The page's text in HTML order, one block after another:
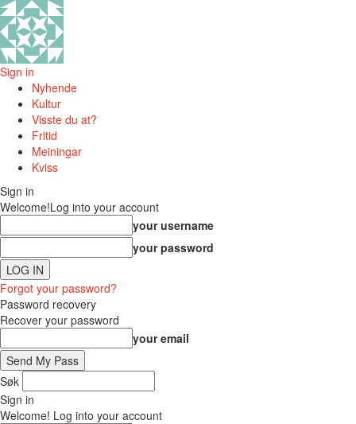
Sign in
Nyhende
Kultur
Visste du at?
Fritid
Meiningar
Kviss
Sign in
Welcome!Log into your account
your username
your password
Forgot your password?
Password recovery
Recover your password
your email
Søk
Sign in
Welcome! Log into your account